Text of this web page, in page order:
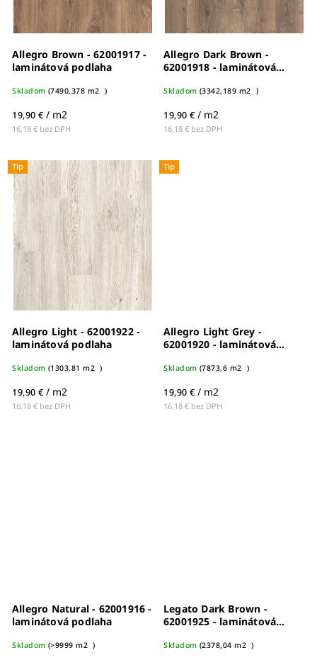
Allegro Brown - 62001917 -
laminátová podlaha
Skladom (7490,378 m2 )
16,18 € bez DPH
19,90 € / m2
Allegro Dark Brown -
62001918 - laminátová
Skladom (3342,189 m2 )
16,18 € bez DPH
19,90 € / m2
Tip
Allegro Light - 62001922 -
laminátová podlaha
Skladom (1303,81 m2 )
16,18 € bez DPH
19,90 € / m2
Tip
Allegro Light Grey -
62001920 - laminátová
Skladom (7873,6 m2 )
16,18 € bez DPH
19,90 € / m2
Allegro Natural - 62001916 -
laminátová podlaha
Skladom (>9999 m2 )
Legato Dark Brown -
62001925 - laminátová
Skladom (2378,04 m2 )